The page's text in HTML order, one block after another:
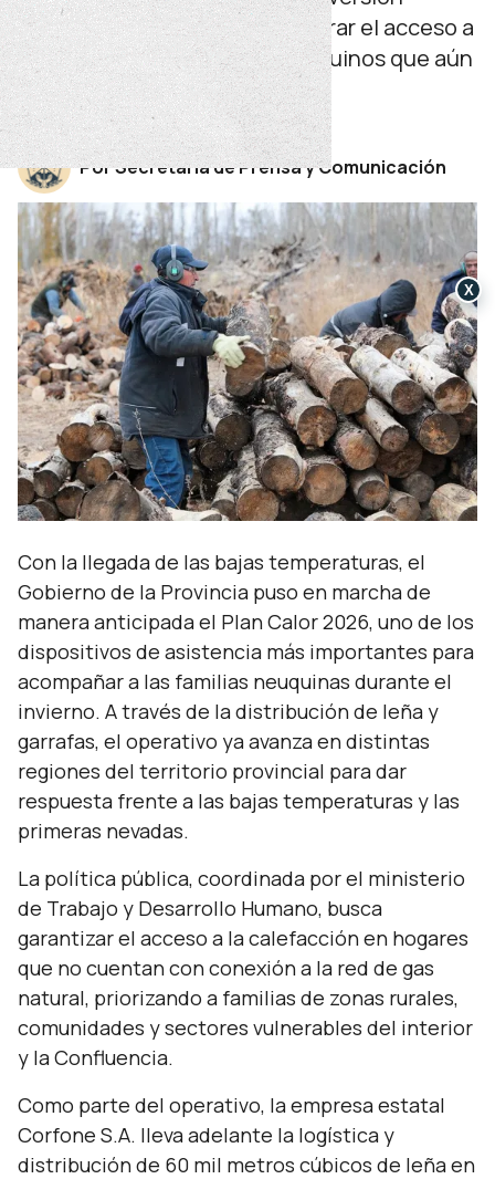
provincial. El objetivo es asegurar el acceso a
la energía en los hogares neuquinos que aún
no cuentan con gas natural.
jueves 14 de mayo de 2026
Por Secretaría de Prensa y Comunicación
Con la llegada de las bajas temperaturas, el
Gobierno de la Provincia puso en marcha de
manera anticipada el Plan Calor 2026, uno de los
dispositivos de asistencia más importantes para
acompañar a las familias neuquinas durante el
invierno. A través de la distribución de leña y
garrafas, el operativo ya avanza en distintas
regiones del territorio provincial para dar
respuesta frente a las bajas temperaturas y las
primeras nevadas.
La política pública, coordinada por el ministerio
de Trabajo y Desarrollo Humano, busca
garantizar el acceso a la calefacción en hogares
que no cuentan con conexión a la red de gas
natural, priorizando a familias de zonas rurales,
comunidades y sectores vulnerables del interior
y la Confluencia.
Como parte del operativo, la empresa estatal
Corfone S.A. lleva adelante la logística y
distribución de 60 mil metros cúbicos de leña en
X